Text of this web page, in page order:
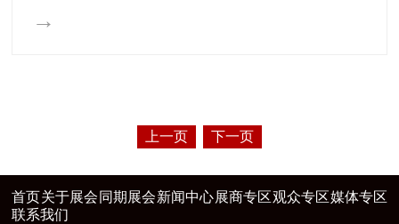
→
上一页 下一页
首页关于展会 同期展会新闻中心展商专区观众专区媒体专区
联系我们